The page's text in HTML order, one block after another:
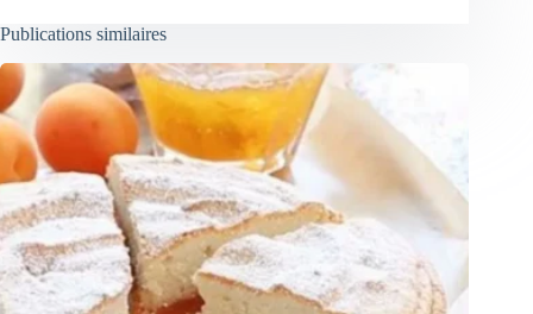
Publications similaires